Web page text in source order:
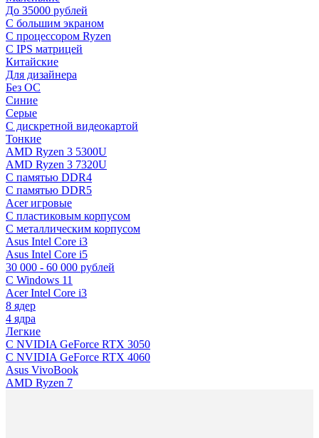
До 35000 рублей
C большим экраном
С процессором Ryzen
С IPS матрицей
Китайские
Для дизайнера
Без ОС
Синие
Серые
C дискретной видеокартой
Тонкие
AMD Ryzen 3 5300U
AMD Ryzen 3 7320U
С памятью DDR4
С памятью DDR5
Acer игровые
С пластиковым корпусом
С металлическим корпусом
Asus Intel Core i3
Asus Intel Core i5
30 000 - 60 000 рублей
С Windows 11
Acer Intel Core i3
8 ядер
4 ядра
Легкие
С NVIDIA GeForce RTX 3050
С NVIDIA GeForce RTX 4060
Asus VivoBook
AMD Ryzen 7